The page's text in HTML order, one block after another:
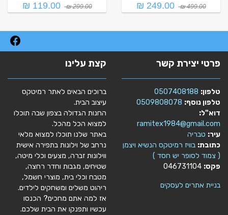
499.00 ₪
249.00 ₪
299.00 ₪
119.00 ₪
פרטי יצירת קשר
טלפון: 0507408188
טלפון נוסף: 0509808078
דוא"ל:
ramitex1984@gmail.com
עיר: טבריה
כתובת: בוויז רמיטקס הנשיא ויצמן
( צמוד לסופר יש חסד )
פקס:
בניית אתרים לעסקים
קצת עלינו
ברוכים הבאים לאתר רמיטקס
עיצוב הבית.
החנות הגדולה בצפון שבה תוכלו
למצוא הכל מהכל.
באתר שלנו תוכלו למצוא מלאי
נרחב של וילונות בתפירה אישית
ווילונות זברה, מצעים וכלי מיטה,
שטיחים, מגבות וחדר רחצה,
מטבח וכלי בית, מוצרי חשמל,
ריהוט משלים ומשחקים לילדים.
אז למה אתם מחכים? הכנסו
עכשיו ותפנקו את הבית שלכם.